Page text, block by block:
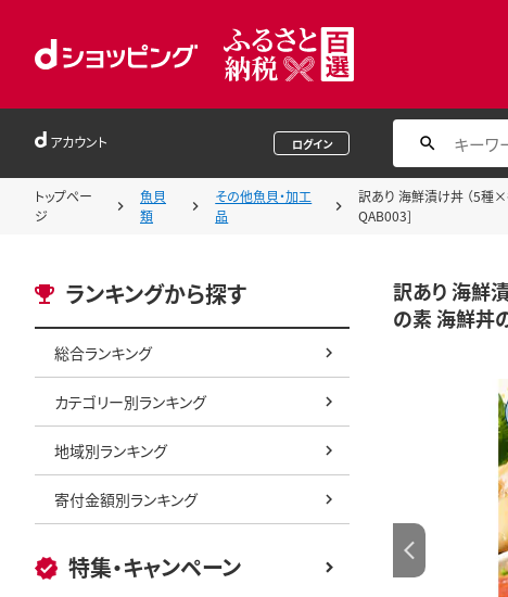
アカウント ログイン
トップペー
ジ
魚貝
類
その他魚貝・加工
品
訳あり 海鮮漬け丼 （5種
QAB003]
ランキングから探す
総合ランキング
カテゴリー別ランキング
地域別ランキング
寄付金額別ランキング
特集・キャンペーン
訳あり 海鮮
の素 海鮮丼